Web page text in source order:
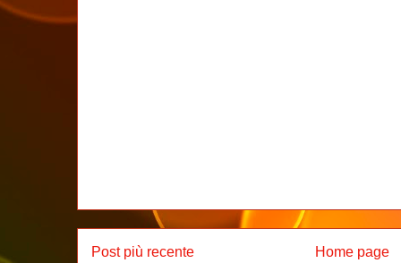
Post più recente Home page